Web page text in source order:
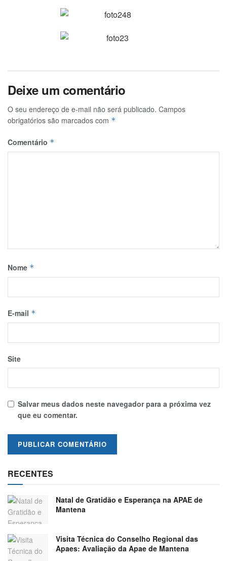
Deixe um comentário
O seu endereço de e-mail não será publicado. Campos
obrigatórios são marcados com *
Comentário *
Nome *
E-mail *
Site
Salvar meus dados neste navegador para a próxima vez
que eu comentar.
RECENTES
Natal de Gratidão e Esperança na APAE de
Mantena
Visita Técnica do Conselho Regional das
Apaes: Avaliação da Apae de Mantena